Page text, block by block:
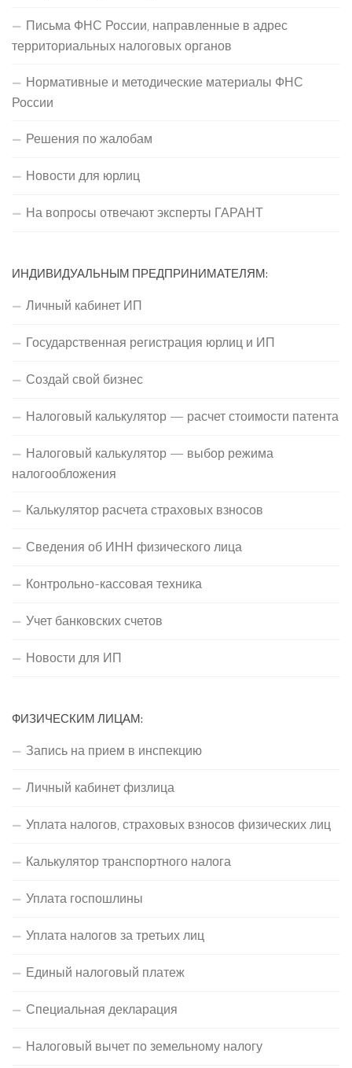
Письма ФНС России, направленные в адрес
территориальных налоговых органов
Нормативные и методические материалы ФНС
России
Решения по жалобам
Новости для юрлиц
На вопросы отвечают эксперты ГАРАНТ
ИНДИВИДУАЛЬНЫМ ПРЕДПРИНИМАТЕЛЯМ:
Личный кабинет ИП
Государственная регистрация юрлиц и ИП
Создай свой бизнес
Налоговый калькулятор — расчет стоимости патента
Налоговый калькулятор — выбор режима
налогообложения
Калькулятор расчета страховых взносов
Сведения об ИНН физического лица
Контрольно-кассовая техника
Учет банковских счетов
Новости для ИП
ФИЗИЧЕСКИМ ЛИЦАМ:
Запись на прием в инспекцию
Личный кабинет физлица
Уплата налогов, страховых взносов физических лиц
Калькулятор транспортного налога
Уплата госпошлины
Уплата налогов за третьих лиц
Единый налоговый платеж
Специальная декларация
Налоговый вычет по земельному налогу